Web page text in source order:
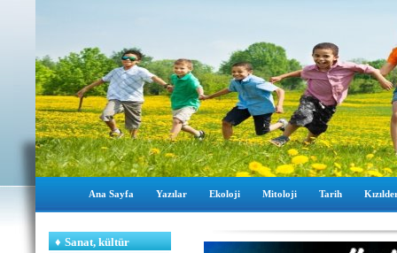
Ana Sayfa Yazılar Ekoloji Mitoloji Tarih
♦ Sanat, kültür